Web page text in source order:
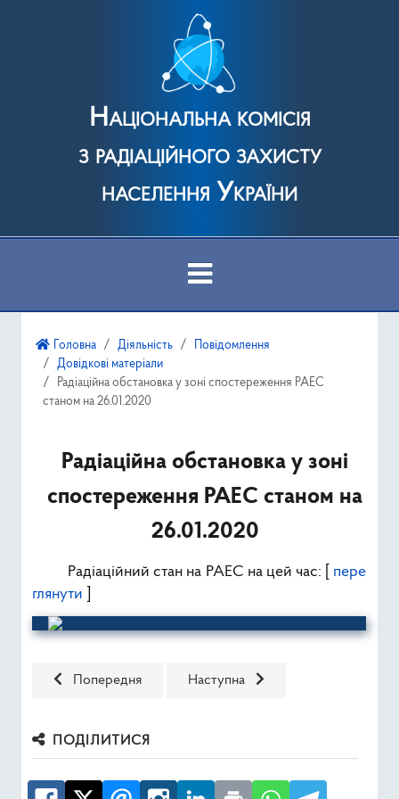
Національна комісія
з радіаційного захисту
населення України
Діяльність
Публічна інформація
Type 2 or
Головна Діяльність
Повідомлення
Довідкові матеріали
Радіаційна обстановка у зоні спостереження РАЕС
станом на 26.01.2020
Радіаційна обстановка у зоні
спостереження РАЕС станом на
26.01.2020
Радіаційний стан на РАЕС на цей час: [ пере
глянути
Попередня стаття: Радіаційна обстановка у зоні
Попередня Наступна стаття: Радіаційна
Наступна
ПОДІЛИТИСЯ